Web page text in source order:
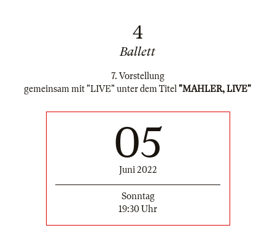
4
Ballett
7. Vorstellung
gemeinsam mit "LIVE" unter dem Titel "MAHLER, LIVE"
05
Juni 2022
Sonntag
19:30 Uhr